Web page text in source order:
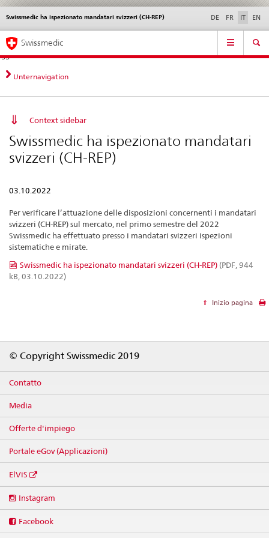
Navigazione
diretta:
novità,
aspetti
contatto
Novità &
norme
Contatto | Supporto &
aiuto
Swissmedic ha ispezionato mandatari svizzeri (CH-REP) DE FR IT EN
Service
Navigation
Swissmedic
Unternavigation
Context sidebar
Swissmedic ha ispezionato mandatari
svizzeri (CH-REP)
03.10.2022
Per verificare l’attuazione delle disposizioni concernenti i mandatari
svizzeri (CH-REP) sul mercato, nel primo semestre del 2022
Swissmedic ha effettuato presso i mandatari svizzeri ispezioni
sistematiche e mirate.
Swissmedic ha ispezionato mandatari svizzeri (CH-REP) (PDF, 944
kB, 03.10.2022)
Inizio pagina
© Copyright Swissmedic 2019
Contatto
Media
Offerte d'impiego
Portale eGov (Applicazioni)
ElViS
media
Instagram
Facebook